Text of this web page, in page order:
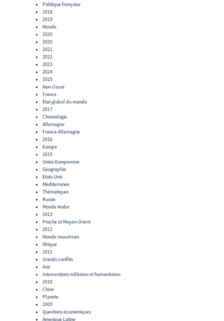
Politique française
2018
2019
Monde
2020
2020
2021
2022
2023
2024
2025
Non classé
France
Etat global du monde
2017
Chronologie
Allemagne
France-Allemagne
2016
Europe
2015
Union Européenne
Géographie
Etats-Unis
Méditerranée
Thématiques
Russie
Monde Arabe
2013
Proche et Moyen-Orient
2012
Monde musulman
Afrique
2011
Grands conflits
Asie
Interventions militaires et humanitaires
2010
Chine
Planète
2009
Questions économiques
Amerique Latine